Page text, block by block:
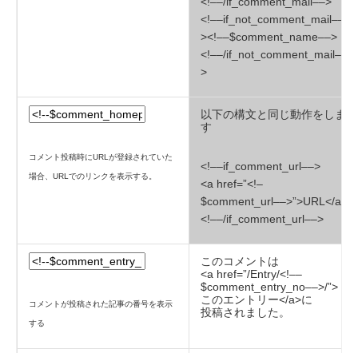
<!––if_not_comment_mail––
><!––$comment_name––>
<!––/if_not_comment_mail––
>
コメント投稿時にURLが登録されていた
場合、URLでのリンクを表示する。
以下の構文と同じ動作をしま
す
<!––if_comment_url––>
<a href=”<!–
$comment_url––>”>URL</a>
<!––/if_comment_url––>
コメントが投稿された記事の番号を表示
する
このコメントは
<a href=”/Entry/<!––
$comment_entry_no––>/”>
このエントリー</a>に
投稿されました。